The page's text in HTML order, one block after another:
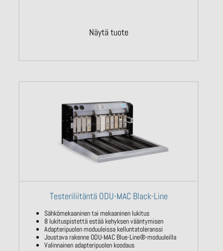
Näytä tuote
Testeriliitäntä ODU-MAC Black-Line
Sähkömekaaninentai mekaaninen lukitus
8 lukituspistettä estää kehyksen vääntymisen
Adapteripuolenmoduuleissa kelluntatoleranssi
Joustava rakenne ODU-MAC Blue-Line®-moduuleilla
Valinnainen adapteripuolen koodaus